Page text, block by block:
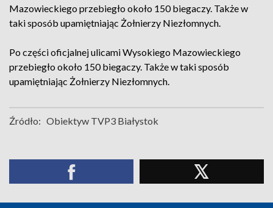
Mazowieckiego przebiegło około 150 biegaczy. Także w
taki sposób upamiętniając Żołnierzy Niezłomnych.
Po części oficjalnej ulicami Wysokiego Mazowieckiego
przebiegło około 150 biegaczy. Także w taki sposób
upamiętniając Żołnierzy Niezłomnych.
Źródło: Obiektyw TVP3 Białystok